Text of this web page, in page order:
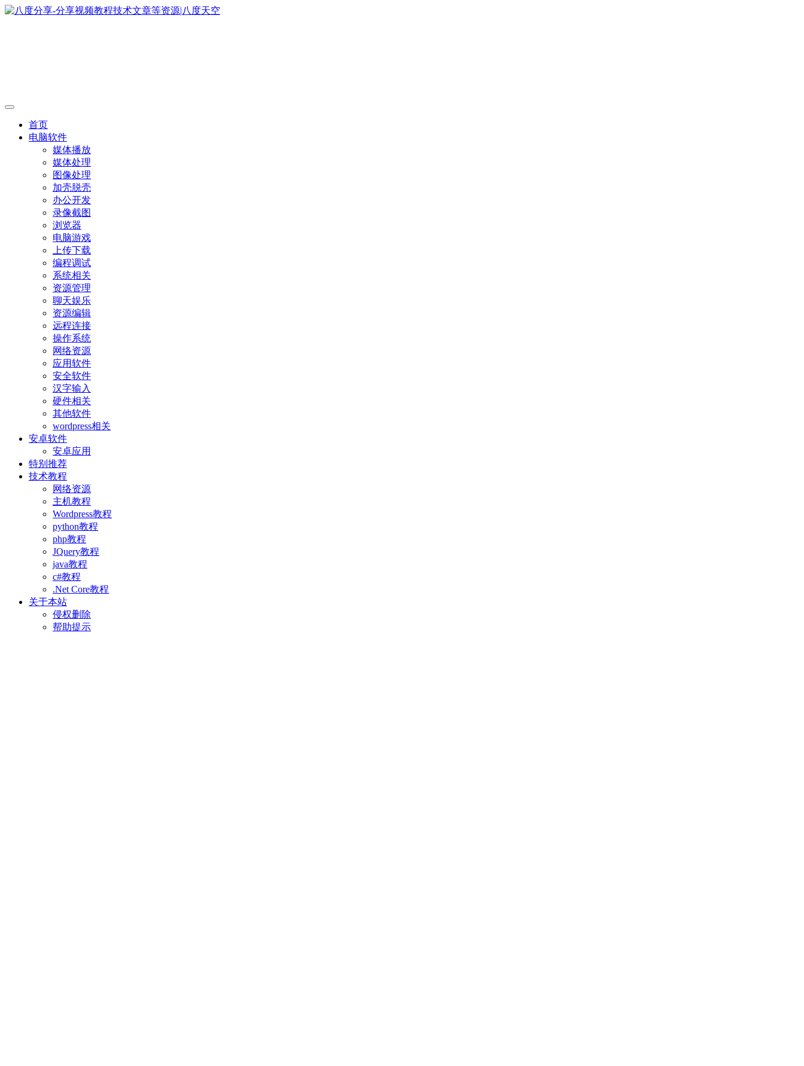
首页
电脑软件
媒体播放
媒体处理
图像处理
加壳脱壳
办公开发
录像截图
浏览器
电脑游戏
上传下载
编程调试
系统相关
资源管理
聊天娱乐
资源编辑
远程连接
操作系统
网络资源
应用软件
安全软件
汉字输入
硬件相关
其他软件
wordpress相关
安卓软件
安卓应用
特别推荐
技术教程
网络资源
主机教程
Wordpress教程
python教程
php教程
JQuery教程
java教程
c#教程
.Net Core教程
关于本站
侵权删除
帮助提示